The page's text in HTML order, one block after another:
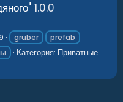
1.0.0
gruber
prefab
Категория: Приватные